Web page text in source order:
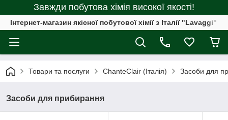
Завжди побутова хімія високої якості!
Інтернет-магазин якісної побутової хімії з Італії "Lavaggi"
Товари та послуги ChanteClair (Італія) Засоби для
Засоби для прибирання